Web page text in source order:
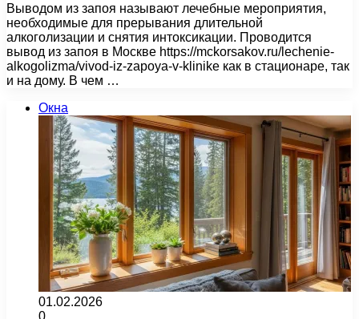
Выводом из запоя называют лечебные мероприятия,
необходимые для прерывания длительной
алкоголизации и снятия интоксикации. Проводится
вывод из запоя в Москве https://mckorsakov.ru/lechenie-
alkogolizma/vivod-iz-zapoya-v-klinike как в стационаре, так
и на дому. В чем …
Окна
01.02.2026
0